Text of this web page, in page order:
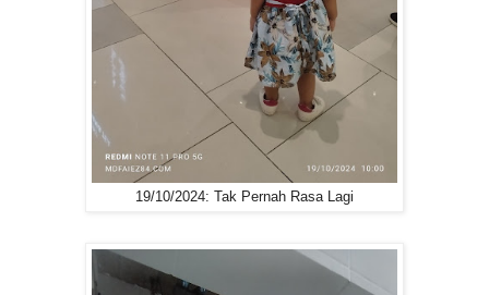
19/10/2024: Tak Pernah Rasa Lagi